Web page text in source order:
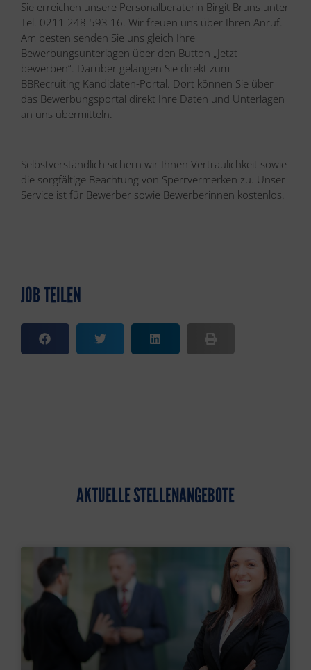
Sie erreichen unsere Personalberaterin Birgit Bruns unter
Tel. 0211 248 593 16. Wir freuen uns über Ihren Anruf.
Am besten senden Sie uns gleich Ihre
Bewerbungsunterlagen über den Button „Jetzt
bewerben“. Darüber gelangen Sie direkt zum
BBRecruiting Kandidaten-Portal. Dort können Sie über
das Bewerbungsportal direkt Ihre Daten und Unterlagen
an uns übermitteln.
Selbstverständlich sichern wir Ihnen Vertraulichkeit sowie
die sorgfältige Beachtung von Sperrvermerken zu. Unser
Service ist für Bewerber sowie Bewerberinnen kostenlos.
JOB TEILEN
AKTUELLE STELLENANGEBOTE